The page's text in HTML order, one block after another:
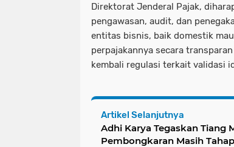
Direktorat Jenderal Pajak,
pengawasan, audit, dan
entitas bisnis, baik domestik
perpajakannya secara
kembali regulasi terkait validasi
Artikel Selanjutnya
Adhi Karya Tegaskan Tiang
Pembongkaran Masih